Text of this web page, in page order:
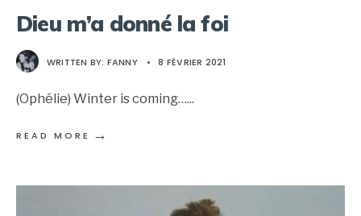
Dieu m’a donné la foi
WRITTEN BY: FANNY • 8 FÉVRIER 2021
(Ophélie) Winter is coming…...
READ MORE →